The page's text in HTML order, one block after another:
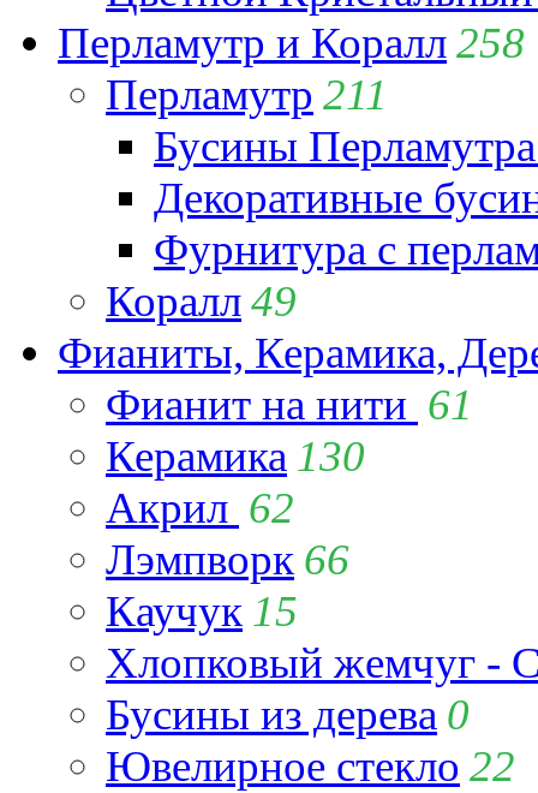
Перламутр и Коралл258
Перламутр 211
Бусины
Декоративные
Фурнитура с
Коралл49
Фианиты, Керамика,
Фианит на нити 61
Керамика 130
Акрил 62
Лэмпворк 66
Каучук 15
Хлопковый жемчуг -
Бусины из дерева 0
Ювелирное стекло 22